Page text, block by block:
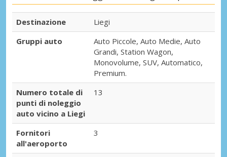
Destinazione
Liegi
Gruppi auto
Auto Piccole, Auto Medie, Auto
Grandi, Station Wagon,
Monovolume, SUV, Automatico,
Premium.
Numero totale di
punti di noleggio
auto vicino a Liegi
13
Fornitori
all'aeroporto
3